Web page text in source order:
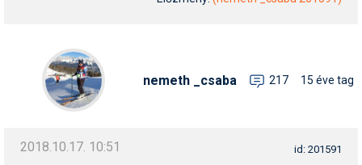
Hütte
Ingatlan
Interjúk
Játékok
nemeth _csaba 217 15 éve tag
2018.10.17. 10:51 id: 201591